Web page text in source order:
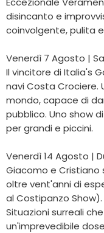
disincanto e
coinvolgente, pulita
Venerdì 7 Agosto |
Il vincitore di Italia's
navi Costa Crociere.
mondo, capace di
pubblico. Uno show
per grandi e piccini.
Venerdì 14 Agosto |
Giacomo e Cristiano
oltre vent'anni di
al Costipanzo
Situazioni surreali
un'imprevedibile